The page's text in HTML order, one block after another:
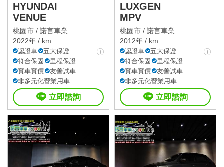
HYUNDAI
VENUE
桃園市 / 諾言車業
2022年 / km
認證車
五大保證
符合保固
里程保證
實車實價
友善試車
非多元化營業用車
立即諮詢
LUXGEN
MPV
桃園市 / 諾言車業
2012年 / km
認證車
五大保證
符合保固
里程保證
實車實價
友善試車
非多元化營業用車
立即諮詢